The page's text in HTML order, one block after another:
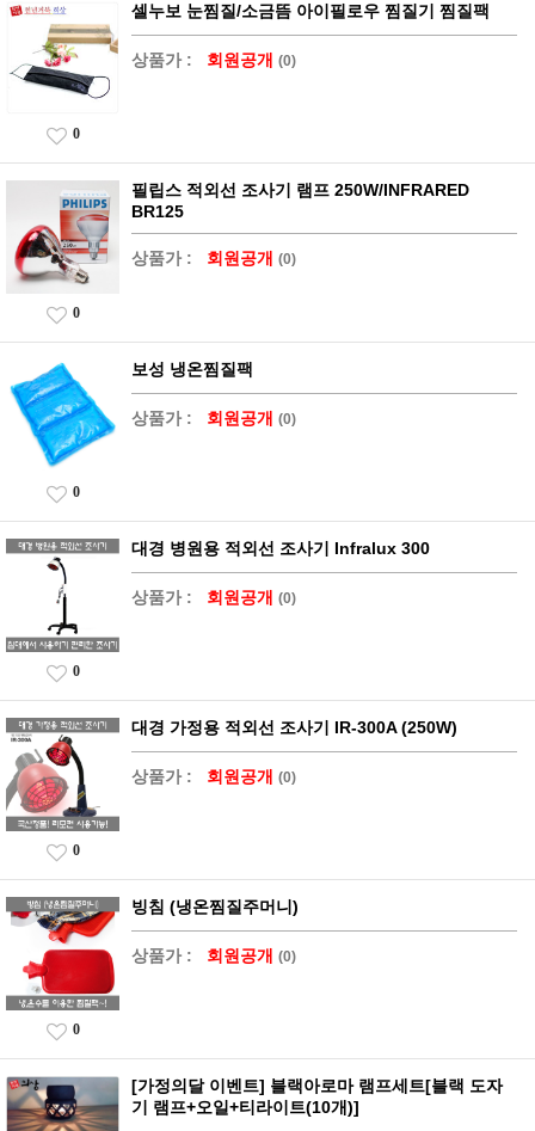
셀누보 눈찜질/소금뜸 아이필로우 찜질기 찜질팩
상품가 : 회원공개 (0)
0
필립스 적외선 조사기 램프 250W/INFRARED
BR125
상품가 : 회원공개 (0)
0
보성 냉온찜질팩
상품가 : 회원공개 (0)
0
대경 병원용 적외선 조사기 Infralux 300
상품가 : 회원공개 (0)
0
대경 가정용 적외선 조사기 IR-300A (250W)
상품가 : 회원공개 (0)
0
빙침 (냉온찜질주머니)
상품가 : 회원공개 (0)
0
[가정의달 이벤트] 블랙아로마 램프세트[블랙 도자
기 램프+오일+티라이트(10개)]